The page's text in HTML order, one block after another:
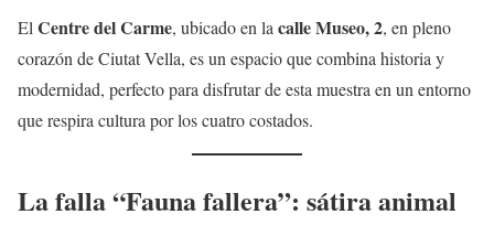
El Centre del Carme, ubicado en la calle Museo, 2, en pleno
corazón de Ciutat Vella, es un espacio que combina historia y
modernidad, perfecto para disfrutar de esta muestra en un entorno
que respira cultura por los cuatro costados.
La falla “Fauna fallera”: sátira animal